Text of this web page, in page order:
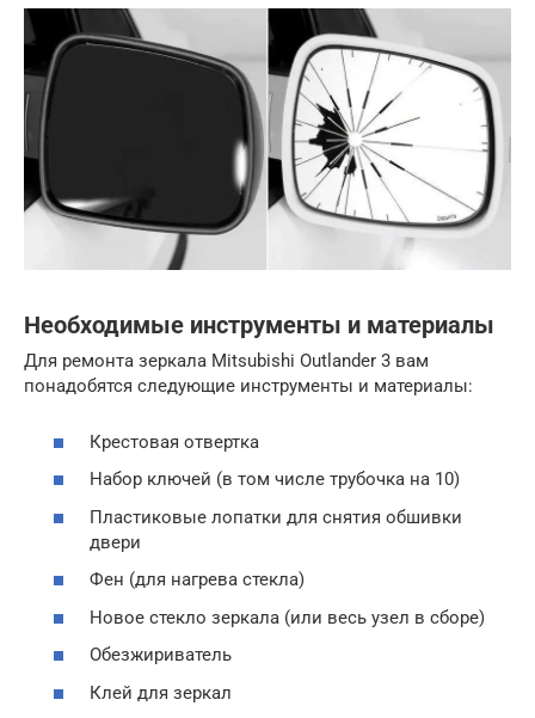
Необходимые инструменты и материалы
Для ремонта зеркала Mitsubishi Outlander 3 вам
понадобятся следующие инструменты и материалы:
Крестовая отвертка
Набор ключей (в том числе трубочка на 10)
Пластиковые лопатки для снятия обшивки
двери
Фен (для нагрева стекла)
Новое стекло зеркала (или весь узел в сборе)
Обезжириватель
Клей для зеркал